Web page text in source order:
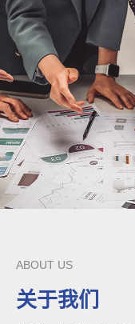
ABOUT US
关于我们